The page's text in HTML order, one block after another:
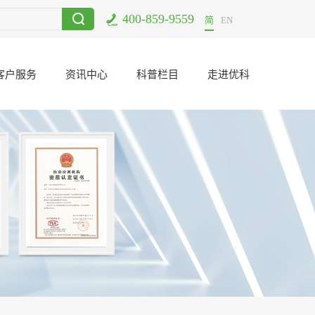
2017-12-11 电子元器件二次筛选哪里可以做？
400-859-9559 简 EN
户服务 资讯中心 科普栏目 走进优科